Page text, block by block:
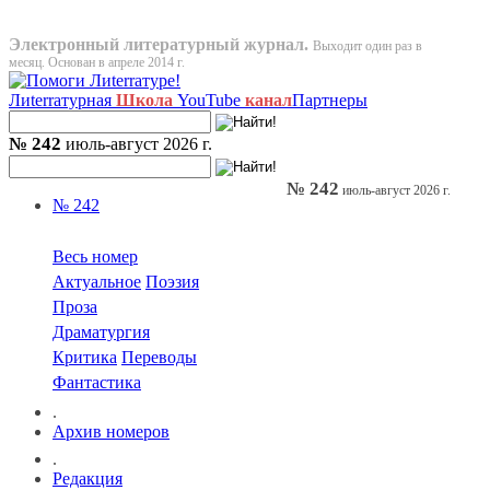
Электронный литературный журнал. Выходит один раз в
месяц. Основан в апреле 2014 г.
Лиterraтурная Школа YouTube каналПартнеры
№ 242 июль-август 2026 г.
№ 242
Весь номер
Актуальное Поэзия
Проза
Драматургия
Критика Переводы
Фантастика
.
Архив номеров
.
Редакция
№ 242 июль-август 2026 г.